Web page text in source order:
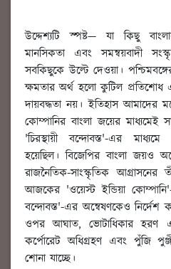
উদ্দেশ্যটি স্পষ্ট— যা কিছু
মানসিকতা এবং সমন্বয়বাদী
সবকিছুকে উল্টে দেওয়া।
ক্ষমতার অর্থ হলো কুটিল প্রতিশোধ
দায়বদ্ধতা নয়। ইতিহাস আমাদের
কোম্পানির বাংলা জয়ের মাধ্যমেই
'চিরস্থায়ী বন্দোবস্ত'-এর
হয়েছিল। বিজেপির বাংলা
রাজনৈতিক-সাংস্কৃতিক
আজকের 'ওয়েস্ট ইন্ডিয়া
বন্দোবস্ত'-এর অন্বেষণকেও নির্দেশ
ওপর আঘাত, ভোটাধিকার হরণ
কর্পোরেট অধিগ্রহণ এবং পুঁজি
শোনা যাচ্ছে।